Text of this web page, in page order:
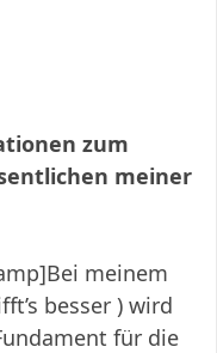
zum
meiner
meinem
besser ) wird
für die